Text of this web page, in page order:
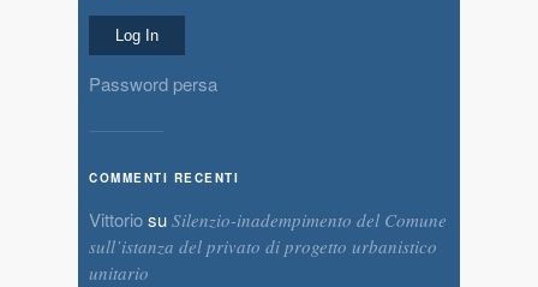
Password persa
COMMENTI RECENTI
Vittoriosu Silenzio-inadempimento del Comune
sull’istanza del privato di progetto urbanistico
unitario